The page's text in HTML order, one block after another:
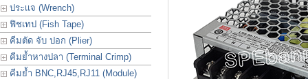
ประเเจ (Wrench)
ฟิชเทป (Fish Tape)
คีมตัด จับ ปอก (Plier)
คีมย้ำหางปลา (Terminal Crimp)
คีมย้ำ BNC,RJ45,RJ11 (Module)